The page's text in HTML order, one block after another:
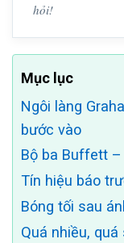
hỏi!
Mục lục
Ngôi làng
bước vào
Bộ ba Buffett
Tín hiệu báo
Bóng tối sau
Quá nhiều,